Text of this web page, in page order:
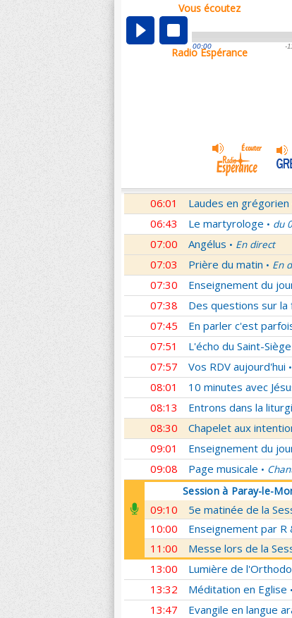
Vous écoutez
00:00 -
Radio Espérance
00:04
01:03 Sentinelles de la foi •
01:32 10 minutes avec Jésus
Si tu savais le don de
En Toi nos sources •
06:01 Laudes en grégorien
06:43 Le martyrologe • du
07:00 Angélus • En direct
07:03 Prière du matin • En
07:30 Enseignement du
07:38 Des questions sur
07:45 En parler c'est
07:51 L'écho du Saint-Siège
07:57 Vos RDV aujourd'hui •
08:01 10 minutes avec
08:13 Entrons dans la
08:30 Chapelet aux
09:01 Enseignement du
09:08 Page musicale •
Session à Paray-le-
09:10
5e matinée de la
10:00
Enseignement par
11:00
Messe lors de la
13:00
Lumière de
13:32 Méditation en Eglise •
13:47 Evangile en langue